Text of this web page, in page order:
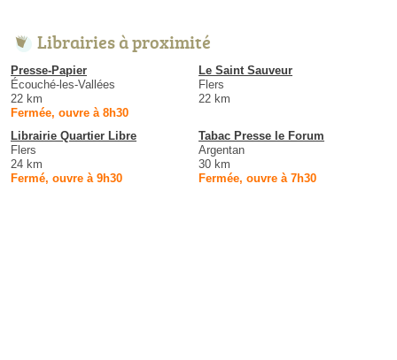
Librairies à proximité
Presse-Papier
Écouché-les-Vallées
22 km
Fermée, ouvre à 8h30
Le Saint Sauveur
Flers
22 km
Librairie Quartier Libre
Flers
24 km
Fermé, ouvre à 9h30
Tabac Presse le Forum
Argentan
30 km
Fermée, ouvre à 7h30